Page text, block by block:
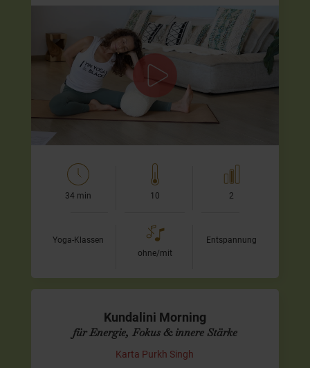
Eine nährende Yin-Praxis zum Loslassen –
auch wenn Du wenig Zeit hast
In dieser ruhigen Yin-Yoga-Praxis für den ganzen Körper
lade ich Dich ein, Dich ganz bewusst tragen zu lassen
und in die…
34 min 10 2
Yoga-Klassen
ohne/mit
Entspannung
Kundalini Morning
für Energie, Fokus & innere Stärke
Karta Purkh Singh